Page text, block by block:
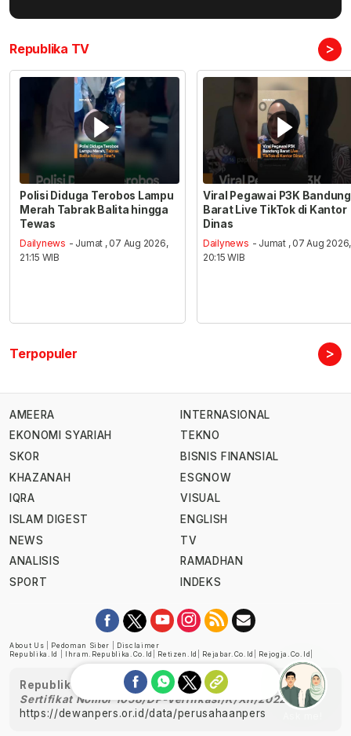
Republika TV >
Polisi Diduga Terobos Lampu
Merah Tabrak Balita hingga
Tewas
Dailynews - Jumat , 07 Aug 2026,
21:15 WIB
Viral Pegawai P3K Bandung
Barat Live TikTok di Kantor
Dinas
Dailynews - Jumat , 07 Aug 2026,
20:15 WIB
Terpopuler >
AMEERA
EKONOMI SYARIAH
SKOR
KHAZANAH
IQRA
ISLAM DIGEST
NEWS
ANALISIS
SPORT
INTERNASIONAL
TEKNO
BISNIS FINANSIAL
ESGNOW
VISUAL
ENGLISH
TV
RAMADHAN
INDEKS
About Us Pedoman Siber
Disclaimer
Republika.id
Ihram.republika.co.id Retizen.id Rejabar.co.id Rejogja.co.id
Republika telah diverifikasi oleh Dewan Pers
Sertifikat Nomor 1058/DP-Verifikasi/K/XII/2022
https://dewanpers.or.id/data/perusahaanpers